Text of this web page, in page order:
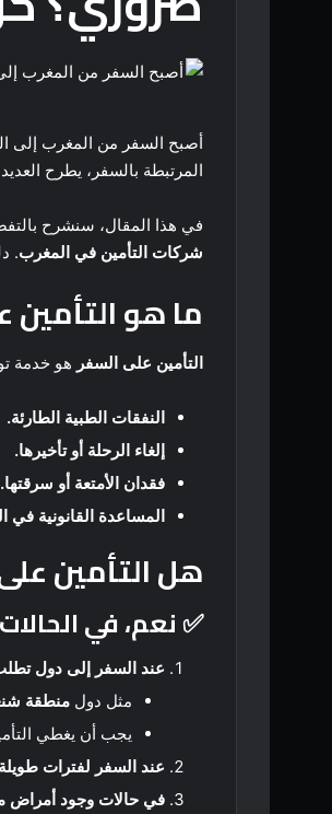
أصبح السفر من المغرب إلى
المرتبطة بالسفر، يطرح
في هذا المقال، سنشرح
شركات التأمين في المغرب.
ما هو التأمين
التأمين على السفر هو خدمة
النفقات الطبية الطارئة.
إلغاء الرحلة أو تأخيرها.
فقدان الأمتعة أو سرقتها.
المساعدة القانونية في
هل التأمين
✅ نعم، في
عند السفر إلى دول
مثل دول منطقة
يجب أن يغطي
عند السفر لفترات
في حالات وجود أمراض